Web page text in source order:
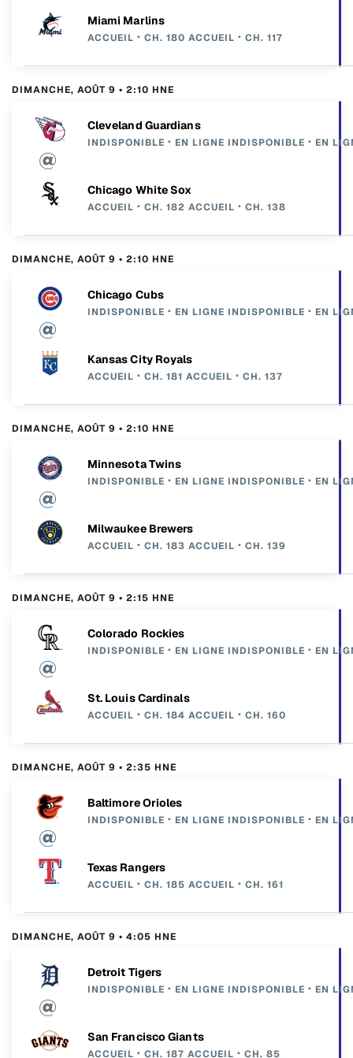
Miami Marlins
ACCUEIL CH. 180 ACCUEIL CH. 117
DIMANCHE, AOÛT 9 • 2:10 HNE
Cleveland Guardians
INDISPONIBLE EN LIGNE INDISPONIBLE EN
Chicago White Sox
ACCUEIL CH. 182 ACCUEIL CH. 138
DIMANCHE, AOÛT 9 • 2:10 HNE
Chicago Cubs
INDISPONIBLE EN LIGNE INDISPONIBLE EN
Kansas City Royals
ACCUEIL CH. 181 ACCUEIL CH. 137
DIMANCHE, AOÛT 9 • 2:10 HNE
Minnesota Twins
INDISPONIBLE EN LIGNE INDISPONIBLE EN
Milwaukee Brewers
ACCUEIL CH. 183 ACCUEIL CH. 139
DIMANCHE, AOÛT 9 • 2:15 HNE
Colorado Rockies
INDISPONIBLE EN LIGNE INDISPONIBLE EN
St. Louis Cardinals
ACCUEIL CH. 184 ACCUEIL CH. 160
DIMANCHE, AOÛT 9 • 2:35 HNE
Baltimore Orioles
INDISPONIBLE EN LIGNE INDISPONIBLE EN
Texas Rangers
ACCUEIL CH. 185 ACCUEIL CH. 161
DIMANCHE, AOÛT 9 • 4:05 HNE
Detroit Tigers
INDISPONIBLE EN LIGNE INDISPONIBLE EN
San Francisco Giants
ACCUEIL CH. 187 ACCUEIL CH. 85